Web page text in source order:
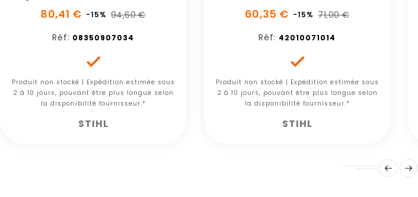
80,41 € -15% 94,60 €
Réf: 08350907034

Produit non stocké | Expédition estimée sous
2 à 10 jours, pouvant être plus longue selon
la disponibilité fournisseur.*
STIHL
60,35 € -15% 71,00 €
Réf: 42010071014

Produit non stocké | Expédition estimée sous
2 à 10 jours, pouvant être plus longue selon
la disponibilité fournisseur.*
STIHL